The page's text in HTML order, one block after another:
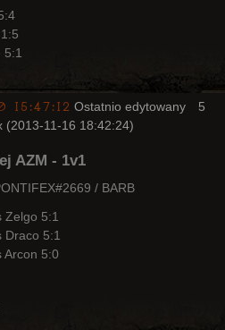
5:1
5
15:47:12 Ostatnio edytowany
(2013-11-16 18:42:24)
AZM - 1v1
/ BARB
Zelgo 5:1
Draco 5:1
Arcon 5:0